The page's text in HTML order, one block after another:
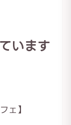
います
ェ】